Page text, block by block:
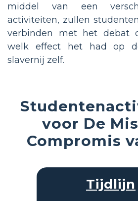
middel van een
activiteiten, zullen
verbinden met het debat
welk effect het had op
slavernij zelf.
voor De
Compromis
Tijdlijn